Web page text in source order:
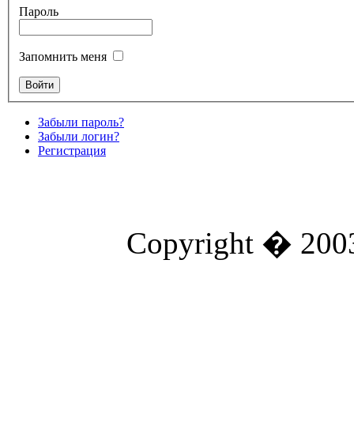
Пароль
Запомнить меня
Забыли пароль?
Забыли логин?
Регистрация
Copyright �